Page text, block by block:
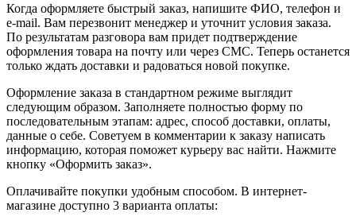
Когда оформляете быстрый заказ, напишите ФИО, телефон и
e-mail. Вам перезвонит менеджер и уточнит условия заказа.
По результатам разговора вам придет подтверждение
оформления товара на почту или через СМС. Теперь останется
только ждать доставки и радоваться новой покупке.
Оформление заказа в стандартном режиме выглядит
следующим образом. Заполняете полностью форму по
последовательным этапам: адрес, способ доставки, оплаты,
данные о себе. Советуем в комментарии к заказу написать
информацию, которая поможет курьеру вас найти. Нажмите
кнопку «Оформить заказ».
Оплачивайте покупки удобным способом. В интернет-
магазине доступно 3 варианта оплаты: